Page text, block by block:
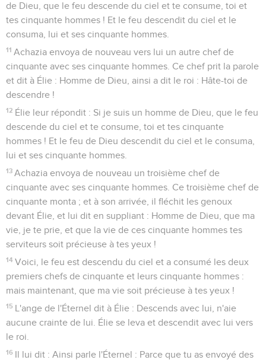
de Dieu, que le feu descende du ciel et te consume, toi et
tes cinquante hommes ! Et le feu descendit du ciel et le
consuma, lui et ses cinquante hommes.
11 Achazia envoya de nouveau vers lui un autre chef de
cinquante avec ses cinquante hommes. Ce chef prit la parole
et dit à Élie : Homme de Dieu, ainsi a dit le roi : Hâte-toi de
descendre !
12 Élie leur répondit : Si je suis un homme de Dieu, que le feu
descende du ciel et te consume, toi et tes cinquante
hommes ! Et le feu de Dieu descendit du ciel et le consuma,
lui et ses cinquante hommes.
13 Achazia envoya de nouveau un troisième chef de
cinquante avec ses cinquante hommes. Ce troisième chef de
cinquante monta ; et à son arrivée, il fléchit les genoux
devant Élie, et lui dit en suppliant : Homme de Dieu, que ma
vie, je te prie, et que la vie de ces cinquante hommes tes
serviteurs soit précieuse à tes yeux !
14 Voici, le feu est descendu du ciel et a consumé les deux
premiers chefs de cinquante et leurs cinquante hommes :
mais maintenant, que ma vie soit précieuse à tes yeux !
15 L'ange de l'Éternel dit à Élie : Descends avec lui, n'aie
aucune crainte de lui. Élie se leva et descendit avec lui vers
le roi.
16 Il lui dit : Ainsi parle l'Éternel : Parce que tu as envoyé des